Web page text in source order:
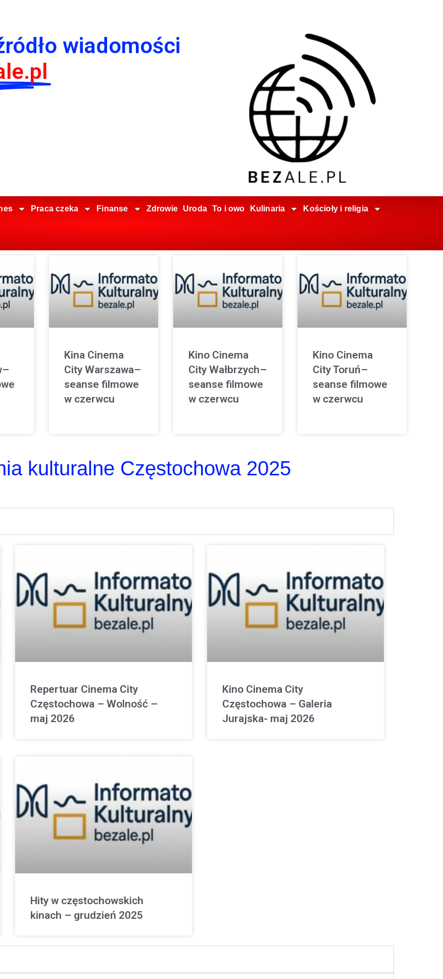
wiadomości
Praca czeka Finanse Zdrowie Uroda To i owo Kulinaria Kościoły i religia
Kina Cinema
City Warszawa–
seanse filmowe
w czerwcu
Kino Cinema
City Wałbrzych–
seanse filmowe
w czerwcu
Kino Cinema
City Toruń–
seanse filmowe
w czerwcu
kulturalne Częstochowa 2025
Repertuar Cinema City
Częstochowa – Wolność –
maj 2026
Kino Cinema City
Częstochowa – Galeria
Jurajska- maj 2026
Hity w częstochowskich
kinach – grudzień 2025